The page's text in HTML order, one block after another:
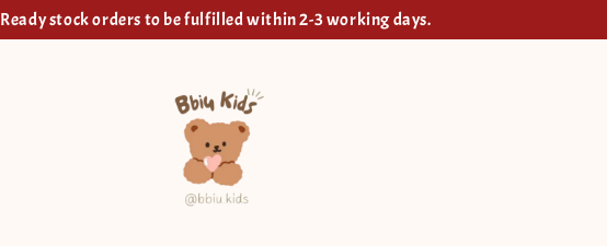
Ready stock orders to be fulfilled within 2-3 working days.